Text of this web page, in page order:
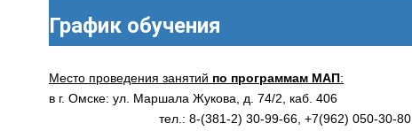
График обучения
Место проведения занятий по программам МАП:
в г. Омске: ул. Маршала Жукова, д. 74/2, каб. 406
тел.: 8-(381-2) 30-99-66, +7(962) 050-30-80